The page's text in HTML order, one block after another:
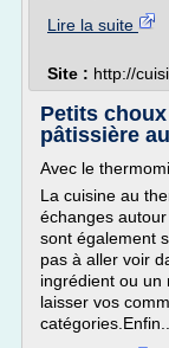
Lire la suite
Site : http://
Petits
pâtissière
Avec le
La cuisine au
échanges
sont également
pas à aller voir
ingrédient ou un
laisser vos
catégories.Enfin...